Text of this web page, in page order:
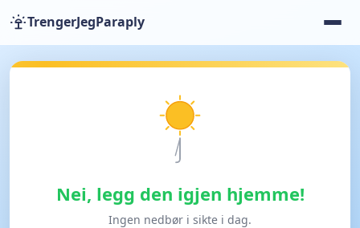
TrengerJegParaply
Nei, legg den igjen hjemme!
Ingen nedbør i sikte i dag.